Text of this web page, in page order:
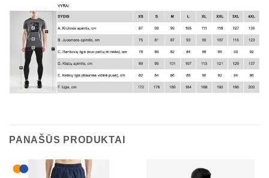
PANAŠŪS PRODUKTAI